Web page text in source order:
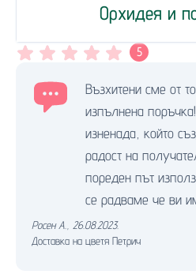
Орхидея и
5
Възхитени сме от
изпълнена
изненада, който
радост на
пореден път
се радваме че ви
Росен А.
26.08.2023.
Доставка на цветя Петрич